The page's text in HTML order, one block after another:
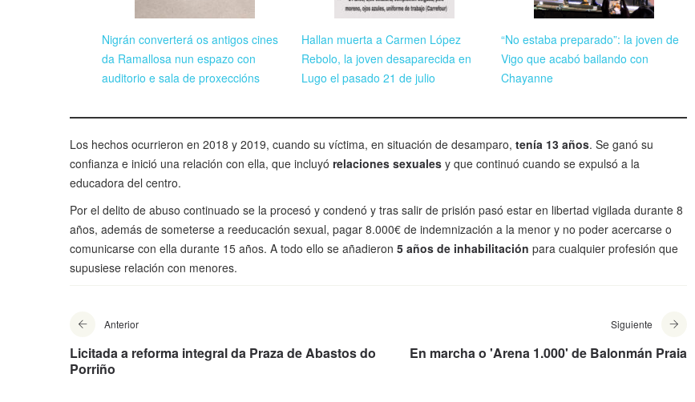
Nigrán converterá os antigos cines
da Ramallosa nun espazo con
auditorio e sala de proxeccións
Hallan muerta a Carmen López
Rebolo, la joven desaparecida en
Lugo el pasado 21 de julio
“No estaba preparado”: la joven de
Vigo que acabó bailando con
Chayanne
Los hechos ocurrieron en 2018 y 2019, cuando su víctima, en situación de desamparo, tenía 13 años. Se ganó su
confianza e inició una relación con ella, que incluyó relaciones sexuales y que continuó cuando se expulsó a la
educadora del centro.
Por el delito de abuso continuado se la procesó y condenó y tras salir de prisión pasó estar en libertad vigilada durante 8
años, además de someterse a reeducación sexual, pagar 8.000€ de indemnización a la menor y no poder acercarse o
comunicarse con ella durante 15 años. A todo ello se añadieron 5 años de inhabilitación para cualquier profesión que
supusiese relación con menores.
Anterior
Licitada a reforma integral da Praza de Abastos do
Porriño
Siguiente
En marcha o 'Arena 1.000' de Balonmán Praia